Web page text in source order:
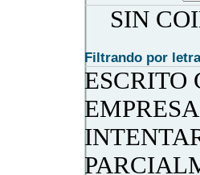
Filtrando por
SIN
ESCRITO